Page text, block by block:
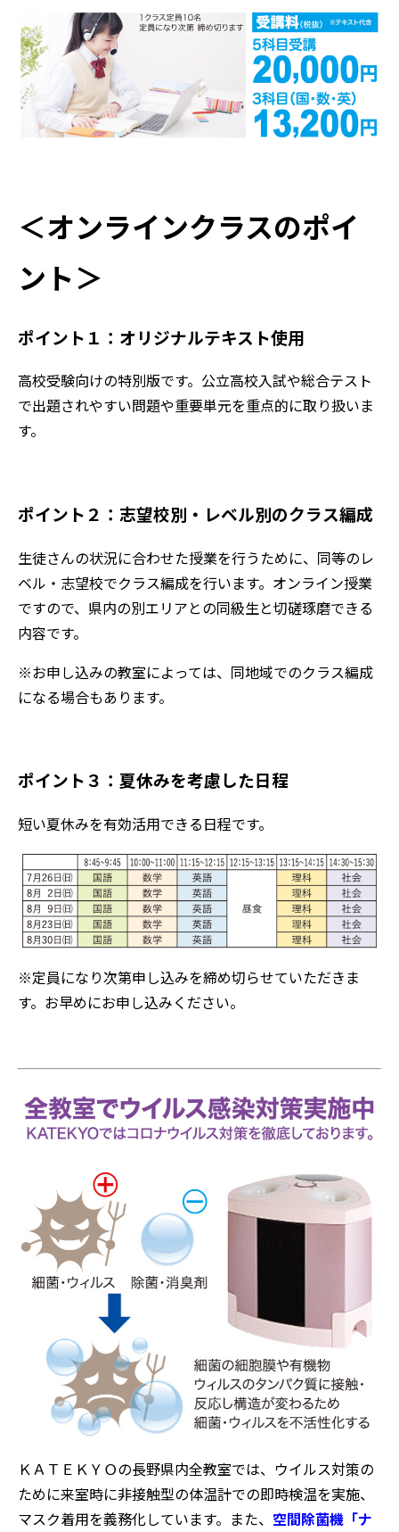
＜オンラインクラスのポイ
ント＞
ポイント１：オリジナルテキスト使用
高校受験向けの特別版です。公立高校入試や総合テスト
で出題されやすい問題や重要単元を重点的に取り扱いま
す。
ポイント２：志望校別・レベル別のクラス編成
生徒さんの状況に合わせた授業を行うために、同等のレ
ベル・志望校でクラス編成を行います。オンライン授業
ですので、県内の別エリアとの同級生と切磋琢磨できる
内容です。
※お申し込みの教室によっては、同地域でのクラス編成
になる場合もあります。
ポイント３：夏休みを考慮した日程
短い夏休みを有効活用できる日程です。
※定員になり次第申し込みを締め切らせていただきま
す。お早めにお申し込みください。
ＫＡＴＥＫＹＯの長野県内全教室では、ウイルス対策の
ために来室時に非接触型の体温計での即時検温を実施、
マスク着用を義務化しています。また、 空間除菌機「ナ